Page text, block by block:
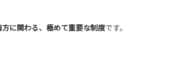
に関わる、極めて重要な制度です。